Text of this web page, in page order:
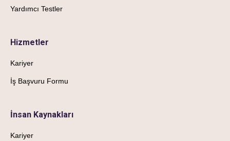
Yardımcı Testler
Hizmetler
Kariyer
İş Başvuru Formu
İnsan Kaynakları
Kariyer